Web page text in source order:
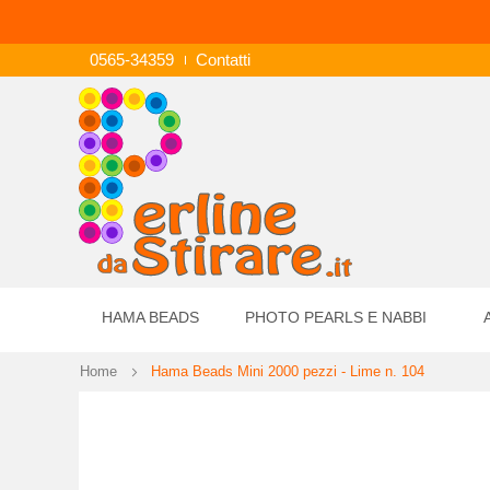
0565-34359 Contatti
HAMA BEADS PHOTO PEARLS E NABBI
Home Hama Beads Mini 2000 pezzi - Lime n. 104